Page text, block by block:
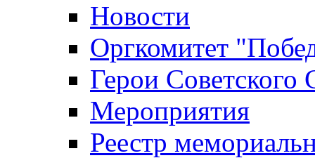
Новости
Оргкомитет
Герои Советского
Мероприятия
Реестр